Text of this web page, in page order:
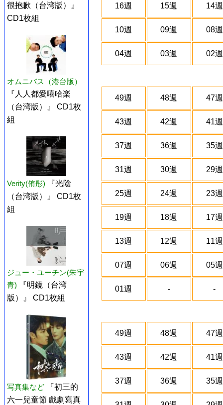
很抱歉（台湾版）』
CD1枚組
オムニバス（港台版）
『人人都愛嘻哈楽
（台湾版）』 CD1枚
組
Verity(侑彤)
『光陰
（台湾版）』 CD1枚
組
ジュー・ユーチン(朱宇
青)
『明鏡（台湾
版）』 CD1枚組
写真集など
『初三的
六一兒童節 戲劇寫真
16週 15週 14週
10週 09週 08週
04週 03週 02週
49週 48週 47週
43週 42週 41週
37週 36週 35週
31週 30週 29週
25週 24週 23週
19週 18週 17週
13週 12週 11週
07週 06週 05週
01週 - -
49週 48週 47週
43週 42週 41週
37週 36週 35週